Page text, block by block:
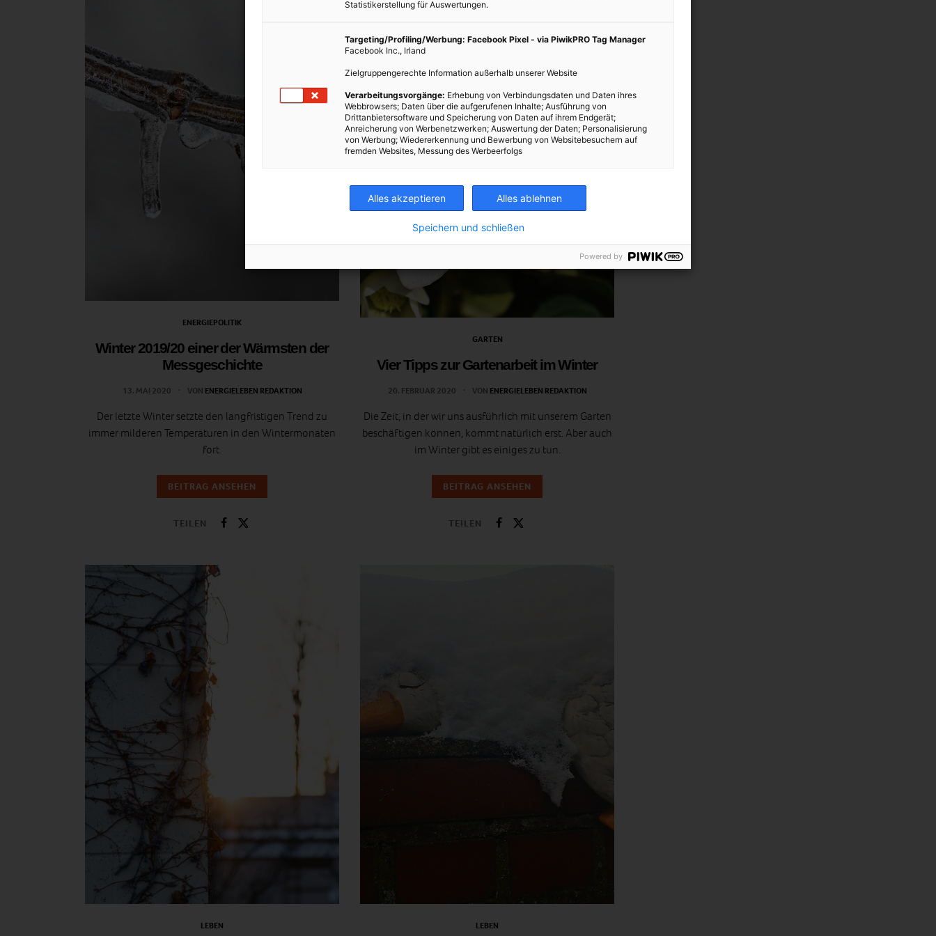
ENERGIEPOLITIK
Winter 2019/20 einer der Wärmsten der
Messgeschichte
13. MAI 2020 VON ENERGIELEBEN REDAKTION
Der letzte Winter setzte den langfristigen Trend zu
immer milderen Temperaturen in den Wintermonaten
fort.
BEITRAG ANSEHEN
TEILEN
LEBEN
GARTEN
Vier Tipps zur Gartenarbeit im Winter
20. FEBRUAR 2020 VON ENERGIELEBEN REDAKTION
Die Zeit, in der wir uns ausführlich mit unserem Garten
beschäftigen können, kommt natürlich erst. Aber auch
im Winter gibt es einiges zu tun.
BEITRAG ANSEHEN
TEILEN
LEBEN
Statistikerstellung für Auswertungen.
Targeting/Profiling/Werbung: Facebook Pixel - via PiwikPRO Tag Manager
Facebook Inc., Irland
Zielgruppengerechte Information außerhalb unserer Website
Verarbeitungsvorgänge: Erhebung von Verbindungsdaten und Daten ihres
Webbrowsers; Daten über die aufgerufenen Inhalte; Ausführung von
Drittanbietersoftware und Speicherung von Daten auf ihrem Endgerät;
Anreicherung von Werbenetzwerken; Auswertung der Daten; Personalisierung
von Werbung; Wiedererkennung und Bewerbung von Websitebesuchern auf
fremden Websites, Messung des Werbeerfolgs
Alles akzeptieren Alles ablehnen
Speichern und schließen
Powered by